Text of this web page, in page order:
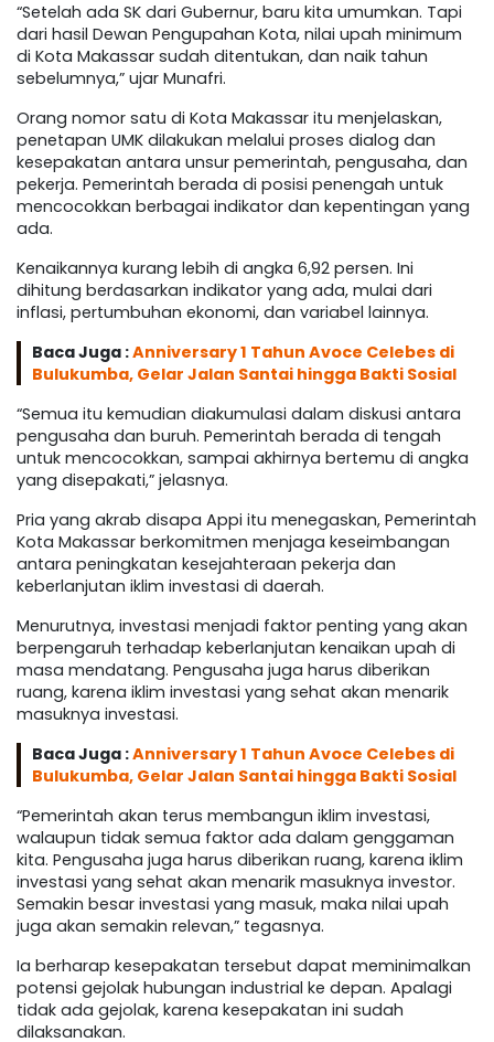
“Setelah ada SK dari Gubernur, baru kita umumkan. Tapi
dari hasil Dewan Pengupahan Kota, nilai upah minimum
di Kota Makassar sudah ditentukan, dan naik tahun
sebelumnya,” ujar Munafri.
Orang nomor satu di Kota Makassar itu menjelaskan,
penetapan UMK dilakukan melalui proses dialog dan
kesepakatan antara unsur pemerintah, pengusaha, dan
pekerja. Pemerintah berada di posisi penengah untuk
mencocokkan berbagai indikator dan kepentingan yang
ada.
Kenaikannya kurang lebih di angka 6,92 persen. Ini
dihitung berdasarkan indikator yang ada, mulai dari
inflasi, pertumbuhan ekonomi, dan variabel lainnya.
Baca Juga :Anniversary 1 Tahun Avoce Celebes di
Bulukumba, Gelar Jalan Santai hingga Bakti Sosial
“Semua itu kemudian diakumulasi dalam diskusi antara
pengusaha dan buruh. Pemerintah berada di tengah
untuk mencocokkan, sampai akhirnya bertemu di angka
yang disepakati,” jelasnya.
Pria yang akrab disapa Appi itu menegaskan, Pemerintah
Kota Makassar berkomitmen menjaga keseimbangan
antara peningkatan kesejahteraan pekerja dan
keberlanjutan iklim investasi di daerah.
Menurutnya, investasi menjadi faktor penting yang akan
berpengaruh terhadap keberlanjutan kenaikan upah di
masa mendatang. Pengusaha juga harus diberikan
ruang, karena iklim investasi yang sehat akan menarik
masuknya investasi.
Baca Juga :Anniversary 1 Tahun Avoce Celebes di
Bulukumba, Gelar Jalan Santai hingga Bakti Sosial
“Pemerintah akan terus membangun iklim investasi,
walaupun tidak semua faktor ada dalam genggaman
kita. Pengusaha juga harus diberikan ruang, karena iklim
investasi yang sehat akan menarik masuknya investor.
Semakin besar investasi yang masuk, maka nilai upah
juga akan semakin relevan,” tegasnya.
Ia berharap kesepakatan tersebut dapat meminimalkan
potensi gejolak hubungan industrial ke depan. Apalagi
tidak ada gejolak, karena kesepakatan ini sudah
dilaksanakan.